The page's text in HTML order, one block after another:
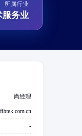
所属行业
服务业
尚经理
-